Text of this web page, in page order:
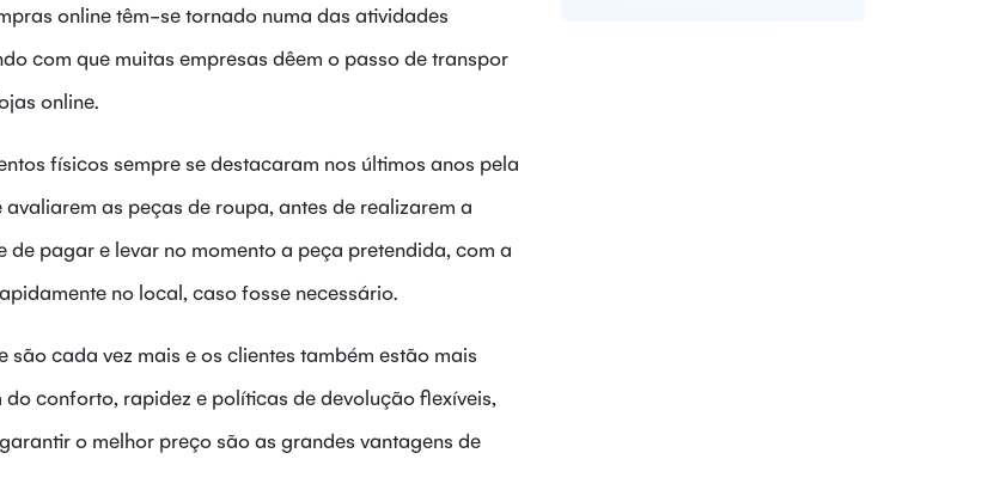
online têm-se tornado numa das atividades
com que muitas empresas dêem o passo de transpor
online.
físicos sempre se destacaram nos últimos anos pela
as peças de roupa, antes de realizarem a
pagar e levar no momento a peça pretendida, com a
no local, caso fosse necessário.
cada vez mais e os clientes também estão mais
conforto, rapidez e políticas de devolução flexíveis,
o melhor preço são as grandes vantagens de